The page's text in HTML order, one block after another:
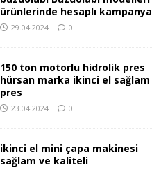
ürünlerinde hesaplı kampanya
29.04.2024 0
150 ton motorlu hidrolik pres
hürsan marka ikinci el sağlam
pres
23.04.2024 0
ikinci el mini çapa makinesi
sağlam ve kaliteli